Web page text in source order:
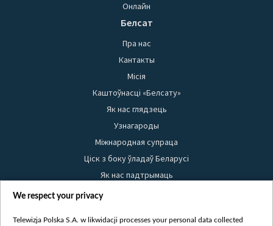
Онлайн
Белсат
Пра нас
Кантакты
Місія
Каштоўнасці «Белсату»
Як нас глядзець
Узнагароды
Міжнародная супраца
Ціск з боку ўладаў Беларусі
Як нас падтрымаць
Правілы выкарыстання матэрыялаў
We respect your privacy
Telewizja Polska S.A. w likwidacji processes your personal data collected